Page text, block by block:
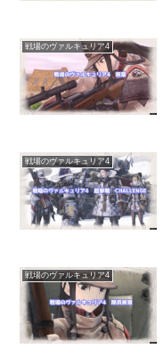
戦場のヴァルキュリア4
戦場のヴァルキュリア4
戦場のヴァルキュリア4